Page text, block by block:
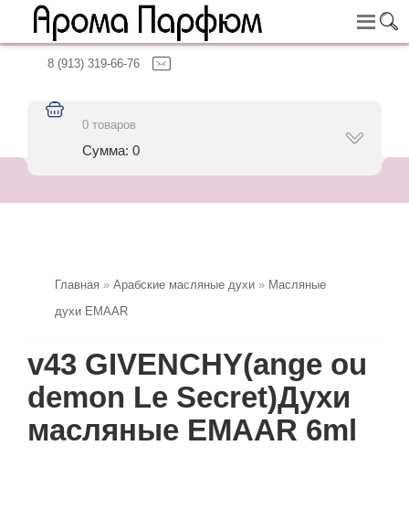
8 (913) 319-66-76
0 товаров
Сумма: 0
Главная » Арабские масляные духи » Масляные
духи EMAAR
v43 GIVENCHY(ange ou
demon Le Secret)Духи
масляные EMAAR 6ml